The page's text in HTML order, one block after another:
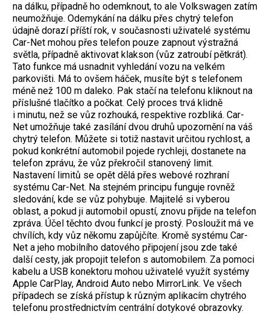
na dálku, případně ho odemknout, to ale Volkswagen zatím
neumožňuje. Odemykání na dálku přes chytrý telefon
údajně dorazí příští rok, v současnosti uživatelé systému
Car-Net mohou přes telefon pouze zapnout výstražná
světla, případně aktivovat klakson (vůz zatroubí pětkrát).
Tato funkce má usnadnit vyhledání vozu na velkém
parkovišti. Má to ovšem háček, musíte být s telefonem
méně než 100 m daleko. Pak stačí na telefonu kliknout na
příslušné tlačítko a počkat. Celý proces trvá klidně
i minutu, než se vůz rozhouká, respektive rozbliká. Car-
Net umožňuje také zasílání dvou druhů upozornění na váš
chytrý telefon. Můžete si totiž nastavit určitou rychlost, a
pokud konkrétní automobil pojede rychleji, dostanete na
telefon zprávu, že vůz překročil stanovený limit.
Nastavení limitů se opět dělá přes webové rozhraní
systému Car-Net. Na stejném principu funguje rovněž
sledování, kde se vůz pohybuje. Majitelé si vyberou
oblast, a pokud ji automobil opustí, znovu přijde na telefon
zpráva. Účel těchto dvou funkcí je prostý. Posloužit má ve
chvílích, kdy vůz někomu zapůjčíte. Kromě systému Car-
Net a jeho mobilního datového připojení jsou zde také
další cesty, jak propojit telefon s automobilem. Za pomoci
kabelu a USB konektoru mohou uživatelé využít systémy
Apple CarPlay, Android Auto nebo MirrorLink. Ve všech
případech se získá přístup k různým aplikacím chytrého
telefonu prostřednictvím centrální dotykové obrazovky.